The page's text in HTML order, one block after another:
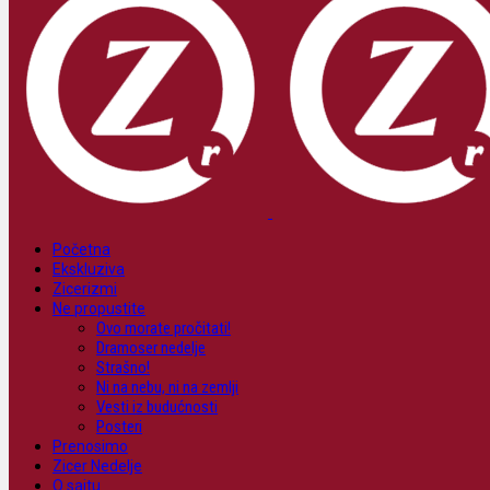
Početna
Ekskluziva
Zicerizmi
Ne propustite
Ovo morate pročitati!
Dramoser nedelje
Strašno!
Ni na nebu, ni na zemlji
Vesti iz budućnosti
Posteri
Prenosimo
Zicer Nedelje
O sajtu